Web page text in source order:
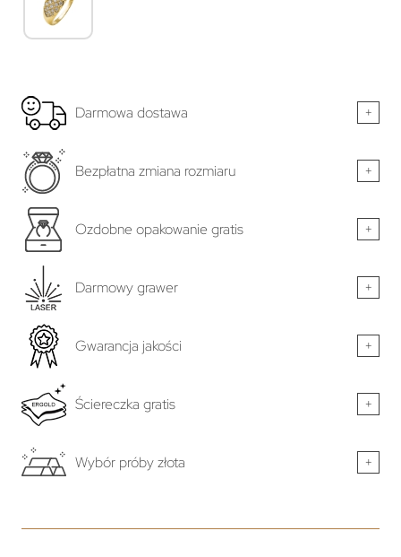
Darmowa dostawa +
Bezpłatna zmiana rozmiaru +
Ozdobne opakowanie gratis +
Darmowy grawer +
Gwarancja jakości +
Ściereczka gratis +
Wybór próby złota +